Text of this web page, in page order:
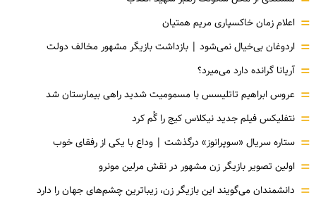
= اعلام زمان خاکسپاری مریم همتیان
= اردوغان بی‌خیال نمی‌شود | بازداشت بازیگر مشهور مخالف دولت
= آریانا گرانده دارد می‌میرد؟
= عروس ابراهیم تاتلیسس با مسمومیت شدید راهی بیمارستان شد
= نتفلیکس فیلم جدید نیکلاس کیج را گُم کرد
= ستاره سریال «سوپرانوز» درگذشت | وداع با یکی از رفقای خوب
= اولین تصویر بازیگر زن مشهور در نقش مرلین مونرو
= دانشمندان می‌گویند این بازیگر زن، زیباترین چشم‌های جهان را دارد